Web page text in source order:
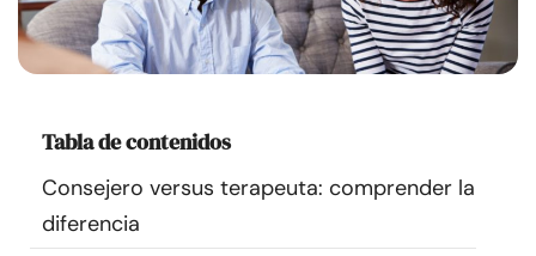
Cursos
Comunidad
Encuentra un terapeuta
Tabla de contenidos
Consejero versus terapeuta: comprender la
diferencia